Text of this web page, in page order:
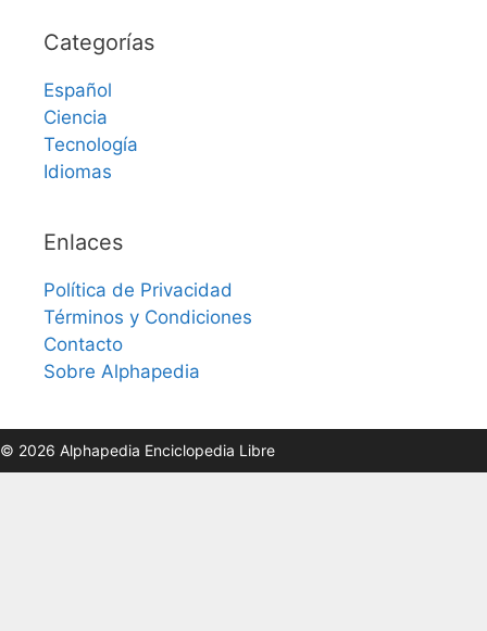
Categorías
Español
Ciencia
Tecnología
Idiomas
Enlaces
Política de Privacidad
Términos y Condiciones
Contacto
Sobre Alphapedia